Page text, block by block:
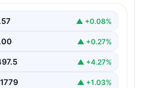
Dev Transferle▲ +0.08%
▲ +0.27%
▲ +4.27%
▲ +1.03%